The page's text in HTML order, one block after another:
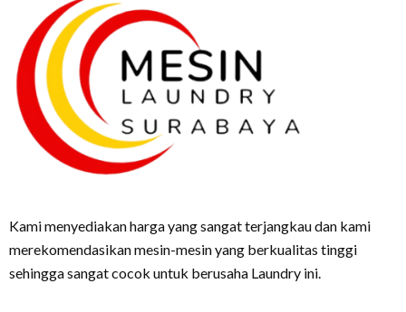
Kami menyediakan harga yang sangat terjangkau dan kami
merekomendasikan mesin-mesin yang berkualitas tinggi
sehingga sangat cocok untuk berusaha Laundry ini.